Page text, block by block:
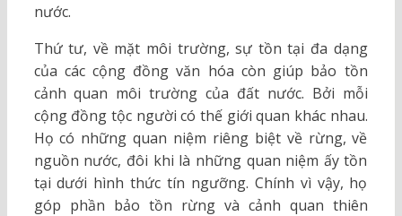
nước.
Thứ tư, về mặt môi trường, sự tồn tại đa dạng
của các cộng đồng văn hóa còn giúp bảo tồn
cảnh quan môi trường của đất nước. Bởi mỗi
cộng đồng tộc người có thế giới quan khác nhau.
Họ có những quan niệm riêng biệt về rừng, về
nguồn nước, đôi khi là những quan niệm ấy tồn
tại dưới hình thức tín ngưỡng. Chính vì vậy, họ
góp phần bảo tồn rừng và cảnh quan thiên